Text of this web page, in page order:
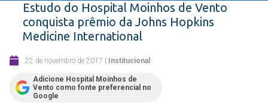
Estudo do Hospital Moinhos de Vento
conquista prêmio da Johns Hopkins
Medicine International
22 de novembro de 2017 | Institucional
Adicione Hospital Moinhos de
Vento como fonte preferencial no
Google